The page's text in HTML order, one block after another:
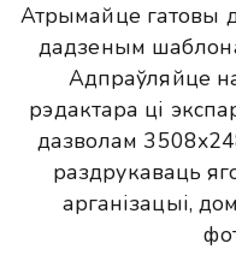
Атрымайце гатовы
дадзеным
Адпраўляйце
рэдактара ці
дазволам
раздрукаваць
арганізацыі,